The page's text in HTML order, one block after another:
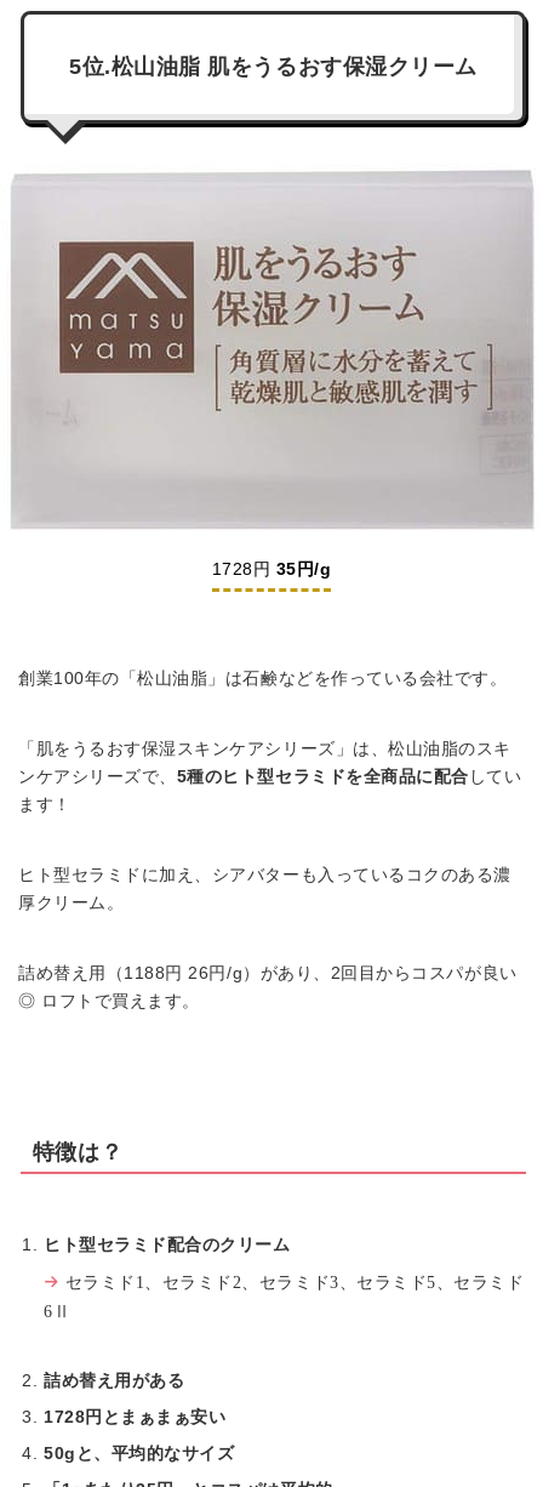
5位.松山油脂 肌をうるおす保湿クリーム
1728円 35円/g
創業100年の「松山油脂」は石鹸などを作っている会社です。
「肌をうるおす保湿スキンケアシリーズ」は、松山油脂のスキ
ンケアシリーズで、 5種のヒト型セラミドを全商品に配合 してい
ます！
ヒト型セラミドに加え、シアバターも入っているコクのある濃
厚クリーム。
詰め替え用（1188円 26円/g）があり、2回目からコスパが良い
◎ ロフトで買えます。
特徴は？
ヒト型セラミド配合のクリーム
セラミド1、セラミド2、セラミド3、セラミド5、セラミド
6Ⅱ
詰め替え用がある
1728円とまぁまぁ安い
50gと、平均的なサイズ